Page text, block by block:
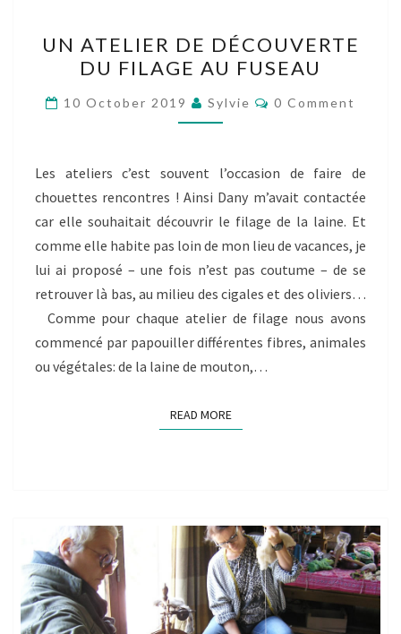
ATELIER
DE
DÉCOUVERTE
DU
AU
FUSEAU
UN ATELIER DE DÉCOUVERTE
DU FILAGE AU FUSEAU
10 October 2019 Sylvie Comments
0 Comment
Les ateliers c’est souvent l’occasion de faire de
chouettes rencontres ! Ainsi Dany m’avait contactée
car elle souhaitait découvrir le filage de la laine. Et
comme elle habite pas loin de mon lieu de vacances, je
lui ai proposé – une fois n’est pas coutume – de se
retrouver là bas, au milieu des cigales et des oliviers…
Comme pour chaque atelier de filage nous avons
commencé par papouiller différentes fibres, animales
ou végétales: de la laine de mouton,…
READ MOREREAD MORE